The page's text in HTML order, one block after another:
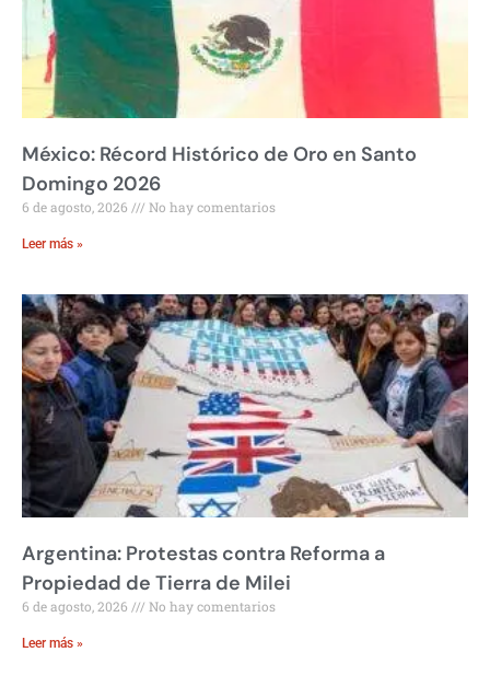
México: Récord Histórico de Oro en Santo
Domingo 2026
6 de agosto, 2026 No hay comentarios
Leer más »
Argentina: Protestas contra Reforma a
Propiedad de Tierra de Milei
6 de agosto, 2026 No hay comentarios
Leer más »